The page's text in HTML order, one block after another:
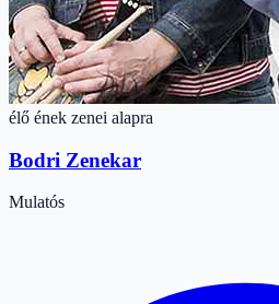
élő ének zenei alapra
Bodri Zenekar
Mulatós